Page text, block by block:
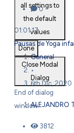
all settings to
the default
values
Done
Close Modal
Dialog
End of dialog
window.
0
01:01:17
Pausas de Yoga
General
•
6th Dic, 2020
ALEJANDRO
3812